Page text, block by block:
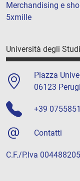
Merchandising e
5xmille
Università degli
Piazza
06123
+39 0755851
Contatti
C.F./P.Iva